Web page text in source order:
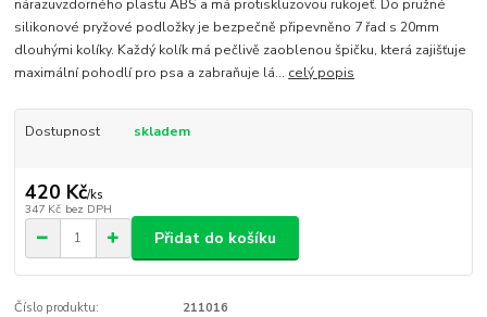
nárazuvzdorného plastu ABS a má protiskluzovou rukojeť. Do pružné
silikonové pryžové podložky je bezpečně připevněno 7 řad s 20mm
dlouhými kolíky. Každý kolík má pečlivě zaoblenou špičku, která zajišťuje
maximální pohodlí pro psa a zabraňuje lá... celý popis
Dostupnost skladem
420 Kč/ks
347 Kč bez DPH
Přidat do košíku
Číslo produktu:
211016